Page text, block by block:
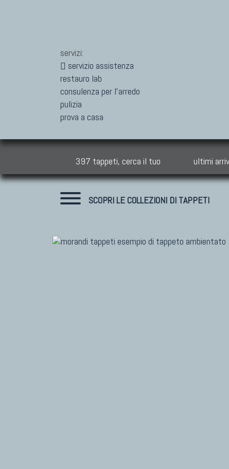
servizi:
servizio assistenza
restauro lab
consulenza per l'arredo
pulizia
prova a casa
397 tappeti, cerca il tuo ultimi
SCOPRI LE COLLEZIONI DI TAPPETI
TAPPETI MODERNI